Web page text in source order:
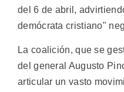
del 6 de abril,
demócrata cristiano"
La coalición, que se
del general Augusto
articular un vasto